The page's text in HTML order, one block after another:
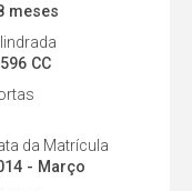
meses
CC
da Matrícula
- Março